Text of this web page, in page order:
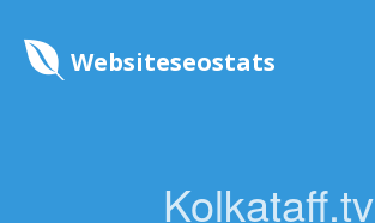
Websiteseostats
Kolkataff.tv